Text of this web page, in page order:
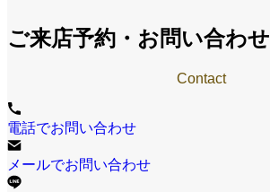
ご来店予約・お問い合わせ
Contact
電話でお問い合わせ
メールでお問い合わせ